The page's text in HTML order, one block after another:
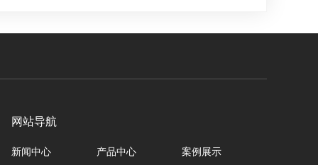
网站导航
新闻中心 产品中心
案例展示